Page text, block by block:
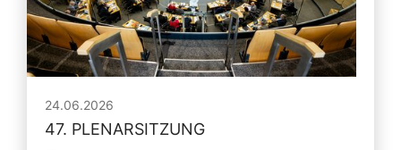
24.06.2026
47. PLENARSITZUNG